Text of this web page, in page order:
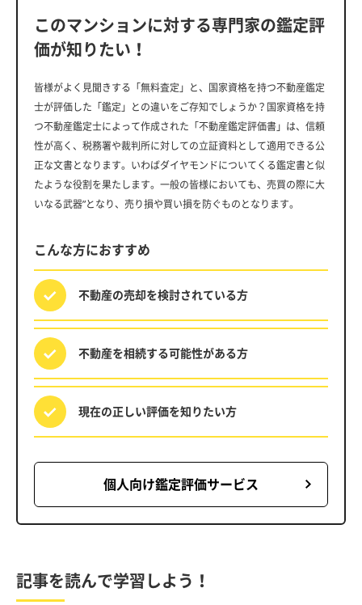
このマンションに対する専門家の鑑定評
価が知りたい！
皆様がよく見聞きする「無料査定」と、国家資格を持つ不動産鑑定
士が評価した「鑑定」との違いをご存知でしょうか？国家資格を持
つ不動産鑑定士によって作成された「不動産鑑定評価書」は、信頼
性が高く、税務署や裁判所に対しての立証資料として適用できる公
正な文書となります。いわばダイヤモンドについてくる鑑定書と似
たような役割を果たします。一般の皆様においても、売買の際に大
いなる武器”となり、売り損や買い損を防ぐものとなります。
こんな方におすすめ
不動産の売却を検討されている方
不動産を相続する可能性がある方
現在の正しい評価を知りたい方
個人向け鑑定評価サービス
記事を読んで学習しよう！